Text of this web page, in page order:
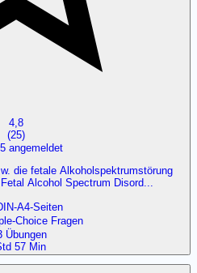
4,8
(25)
angemeldet
die fetale Alkoholspektrumstörung
Alcohol Spectrum Disord...
A4-Seiten
Choice Fragen
Übungen
57 Min